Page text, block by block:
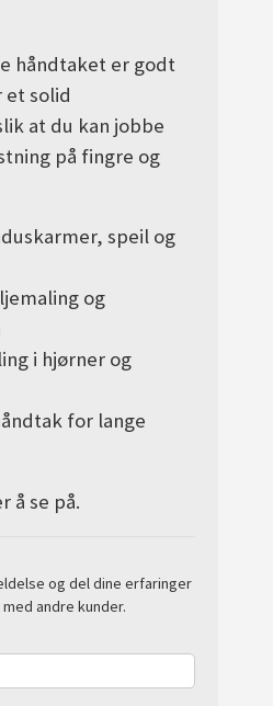
håndtaket er godt
et solid
at du kan jobbe
på fingre og
speil og
og
i hjørner og
for lange
å se på.
og del dine erfaringer
andre kunder.